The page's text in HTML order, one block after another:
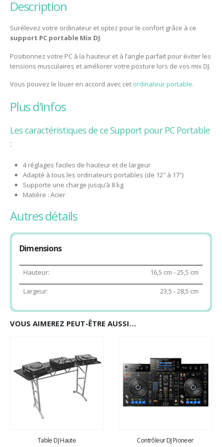
description
Surélevez votre ordinateur et optez pour le confort grâce à ce
support PC portable Mix DJ.
Positionnez votre PC à la hauteur et à l’angle parfait pour éviter les
tensions musculaires et améliorer votre posture lors de vos mix DJ.
Vous pouvez le louer en accord avec cet ordinateur portable.
plus d'infos
Les caractéristiques de ce Support pour PC Portable
:
4 réglages faciles de hauteur et de largeur
Adapté à tous les ordinateurs portables (de 12″ à 17″)
Supporte une charge jusqu’à 8 kg
Matière : Acier
autres détails
Dimensions
Hauteur: 16,5 cm - 25,5 cm
Largeur: 23,5 - 28,5 cm
VOUS AIMEREZ PEUT-ÊTRE AUSSI…
Table DJ Haute Contrôleur DJ Pioneer